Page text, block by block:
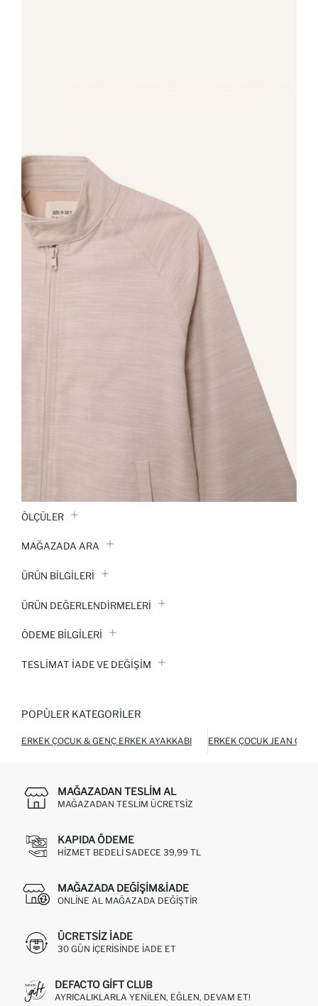
ÖLÇÜLER
MAĞAZADA ARA
ÜRÜN BILGILERI
ÜRÜN DEĞERLENDİRMELERİ
ÖDEME BİLGİLERİ
TESLIMAT İADE VE DEĞIŞIM
POPÜLER KATEGORILER
ERKEK ÇOCUK & GENÇ ERKEK AYAKKABI ERKEK ÇOCUK JEAN
MAĞAZADAN TESLIM AL
MAĞAZADAN TESLIM ÜCRETSIZ
KAPIDA ÖDEME
HIZMET BEDELI SADECE 39,99 TL
MAĞAZADA DEĞIŞIM&İADE
ONLINE AL MAĞAZADA DEĞIŞTIR
ÜCRETSIZ IADE
30 GÜN IÇERISINDE IADE ET
DEFACTO GIFT CLUB
AYRICALIKLARLA YENILEN, EĞLEN, DEVAM ET!